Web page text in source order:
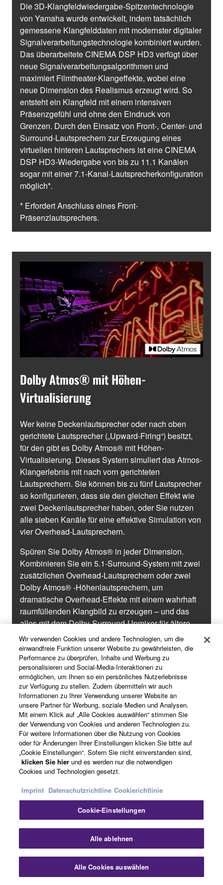
Die 3D-Klangfeldwiedergabe-Spitzentechnologie
von Yamaha wurde entwickelt, indem tatsächlich
gemessene Klangfelddaten mit modernster digitaler
Signalverarbeitungstechnologie kombiniert wurden.
Das überarbeitete CINEMA DSP HD3 verfügt über
neue Signalverarbeitungsalgorithmen und
maximiert Filmtheater-Klangeffekte, wobei eine
neue Dimension des Realismus erzeugt wird. So
entsteht ein Klangfeld mit einem intensiven
Präsenzgefühl und ohne den Eindruck von
Grenzen. Durch den Einsatz von Front-, Center- und
Surround-Lautsprechern zur Erzeugung eines
virtuellen hinteren Lautsprechers ist eine CINEMA
DSP HD3-Wiedergabe von bis zu 11.1 Kanälen
sogar mit einer 7.1-Kanal-Lautsprecherkonfiguration
möglich*.
* Erfordert Anschluss eines Front-
Präsenzlautsprechers.
Dolby Atmos® mit Höhen-
Virtualisierung
Wer keine Deckenlautsprecher oder nach oben
gerichtete Lautsprecher („Upward-Firing“) besitzt,
für den gibt es Dolby Atmos® mit Höhen-
Virtualisierung. Dieses System simuliert das Atmos-
Klangerlebnis mit nach vorn gerichteten
Lautsprechern. Sie können bis zu fünf Lautsprecher
so konfigurieren, dass sie den gleichen Effekt wie
zwei Deckenlautsprecher haben, oder Sie nutzen
alle sieben Kanäle für eine effektive Simulation von
vier Overhead-Lautsprechern.
Spüren Sie Dolby Atmos® in jeder Dimension.
Kombinieren Sie ein 5.1-Surround-System mit zwei
zusätzlichen Overhead-Lautsprechern oder zwei
Dolby Atmos® -Höhenlautsprechern, um
dramatische Overhead-Effekte mit einem wahrhaft
raumfüllenden Klangbild zu erzeugen – und das
alles mit dem Dolby-Surround-Upmixer für ältere
Inhalte.
DTS:X®
Die immersive Audioformatierung DTS:X bildet den
Klang dort ab, wo er im Raum natürlich auftreten
würde und erzeugt damit ein lebensechtes,
mehrdimensionales Klangerlebnis. Mit der
integrierten räumlichen Remapping-Engine von
Downloads
Wir verwenden Cookies und andere Technologien, um die
einwandfreie Funktion unserer Website zu gewährleisten, die
Performance zu überprüfen, Inhalte und Werbung zu
personalisieren und Social-Media-Interaktionen zu
ermöglichen, um Ihnen so ein persönliches Nutzerlebnisse
zur Verfügung zu stellen. Zudem übermitteln wir auch
Informationen zu Ihrer Verwendung unserer Website an
unsere Partner für Werbung, soziale Medien und Analysen.
Mit einem Klick auf „Alle Cookies auswählen“ stimmen Sie
der Verwendung von Cookies und anderen Technologien zu.
Für weitere Informationen über die Nutzung von Cookies
oder für Änderungen Ihrer Einstellungen klicken Sie bitte auf
„Cookie Einstellungen“. Sofern Sie nicht einverstanden sind,
klicken Sie hier und es werden nur die notwendigen
Cookies und Technologien gesetzt.
Imprint Datenschutzrichtline Cookierichtlinie
Cookie-Einstellungen
Alle ablehnen
Alle Cookies auswählen